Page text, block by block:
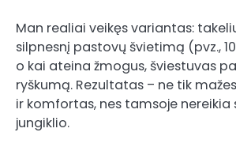
Man realiai veikęs variantas:
silpnesnį pastovų švietimą (pvz.,
o kai ateina žmogus, šviestuvas
ryškumą. Rezultatas – ne tik
ir komfortas, nes tamsoje nereikia
jungiklio.